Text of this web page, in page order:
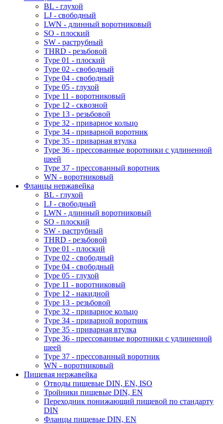
BL - глухой
LJ - свободный
LWN - длинный воротниковый
SO - плоский
SW - раструбный
THRD - резьбовой
Type 01 - плоский
Type 02 - свободный
Type 04 - свободный
Type 05 - глухой
Type 11 - воротниковый
Type 12 - сквозной
Type 13 - резьбовой
Type 32 - приварное кольцо
Type 34 - приварной воротник
Type 35 - приварная втулка
Type 36 - прессованные воротники с удлиненной
шеей
Type 37 - прессованный воротник
WN - воротниковый
Фланцы нержавейка
BL - глухой
LJ - свободный
LWN - длинный воротниковый
SO - плоский
SW - раструбный
THRD - резьбовой
Type 01 - плоский
Type 02 - свободный
Type 04 - свободный
Type 05 - глухой
Type 11 - воротниковый
Type 12 - накидной
Type 13 - резьбовой
Type 32 - приварное кольцо
Type 34 - приварной воротник
Type 35 - приварная втулка
Type 36 - прессованные воротники с удлиненной
шеей
Type 37 - прессованный воротник
WN - воротниковый
Пищевая нержавейка
Отводы пищевые DIN, EN, ISO
Тройники пищевые DIN, EN
Переходник понижающий пищевой по стандарту
DIN
Фланцы пищевые DIN, EN